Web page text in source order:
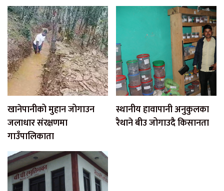
खानेपानीको मुहान जोगाउन
जलाधार संरक्षणमा
गाउँपालिकाता
स्थानीय हावापानी अनुकुलका
रैथाने बीउ जोगाउदै किसानता